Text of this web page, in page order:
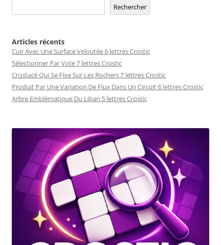
Rechercher
Articles récents
Cuir Avec Une Surface Veloutée 6 lettres Crostic
Sélectionner Par Vote 7 lettres Crostic
Crustacé Qui Se Fixe Sur Les Rochers 7 lettres Crostic
Produit Par Une Variation De Flux Dans Un Circuit 6 lettres Crostic
Arbre Emblématique Du Liban 5 lettres Crostic